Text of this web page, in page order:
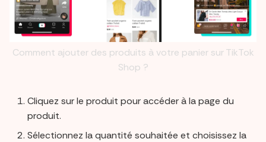
Comment ajouter des produits à votre panier sur TikTok
Shop ?
Cliquez sur le produit pour accéder à la page du
produit.
Sélectionnez la quantité souhaitée et choisissez la